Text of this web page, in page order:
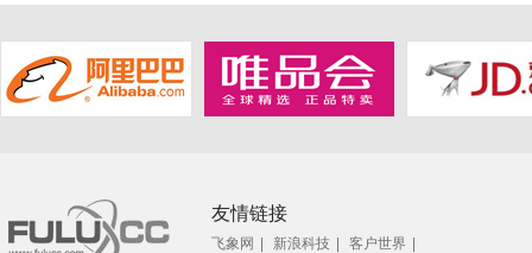
友情链接
飞象网 新浪科技 客户世界